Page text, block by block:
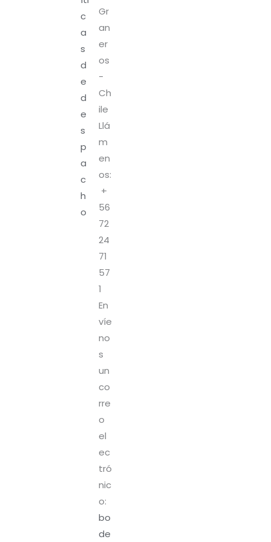
c
a
s
d
e
d
e
s
p
a
c
h
o
Gr
an
er
os
-
Ch
ile
Llá
m
en
os:
+
56
72
24
71
57
1
En
víe
no
s
un
co
rre
o
el
ec
tró
nic
o:
bo
de